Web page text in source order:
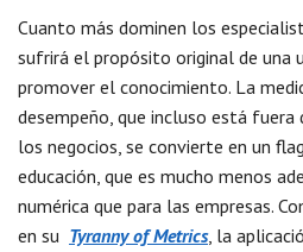
Cuanto más dominen los
sufrirá el propósito original de una
promover el conocimiento. La
desempeño, que incluso está fuera
los negocios, se convierte en un
educación, que es mucho menos
numérica que para las empresas.
en su Tyranny of Metrics, la